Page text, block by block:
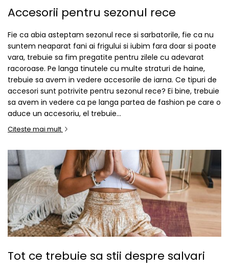
Fuste
Rochii
RUCSACURI
Rucsacuri Mari cu Print
Rucsacuri Mari
Rucsacuri Mici
ACCESORII
Genți și Borsete
Pălării
Eșarfe
PRODUSE DE RELAXARE
Produse pentru Baie
Lumânări Parfumate
Bijuterii Energetice
Diverse
Căciuli
Borsete și Genți
Accesorii pentru sezonul rece
Fie ca abia asteptam sezonul rece si sarbatorile, fie ca nu
suntem neaparat fani ai frigului si iubim fara doar si poate
vara, trebuie sa fim pregatite pentru zilele cu adevarat
racoroase. Pe langa tinutele cu multe straturi de haine,
trebuie sa avem in vedere accesorile de iarna. Ce tipuri de
accesori sunt potrivite pentru sezonul rece? Ei bine, trebuie
sa avem in vedere ca pe langa partea de fashion pe care o
aduce un accesoriu, el trebuie...
Citeste mai mult
Tot ce trebuie sa stii despre salvari